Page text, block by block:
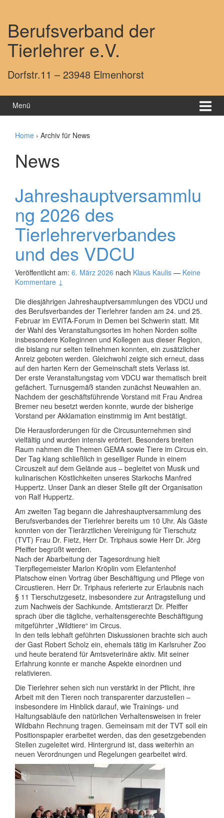
Berufsverband der
Tierlehrer e.V.
Dorfstr.11 – 23948 Elmenhorst
Menü
Home › Archiv für News
News
Jahreshauptversammlu
ng 2026 des
Tierlehrerverbandes
und des VDCU
Veröffentlicht am: 6. März 2026 nach Klaus Kaulis — Keine
Kommentare ↓
Die diesjährigen Jahreshauptversammlungen des VDCU und
des Berufsverbandes der Tierlehrer fanden am 24. und 25.
Februar im EVITA-Forum in Demen bei Schwerin statt. Mit
der Wahl des Veranstaltungsortes im hohen Norden sollte
insbesondere Kolleginnen und Kollegen aus dieser Region,
die bislang nur selten teilnehmen konnten, ein zusätzlicher
Anreiz geboten werden. Gleichwohl zeigte sich erneut, dass
auf den harten Kern der Gemeinschaft stets Verlass ist.
Der erste Veranstaltungstag vom VDCU war thematisch breit
gefächert. Turnusgemäß standen zunächst Neuwahlen an.
Nachdem der geschäftsführende Vorstand mit Frau Andrea
Bremer neu besetzt werden konnte, wurde der bisherige
Vorstand per Akklamation einstimmig im Amt bestätigt.
Die Herausforderungen für die Circusunternehmen sind
vielfältig und wurden intensiv erörtert. Besonders breiten
Raum nahmen die Themen GEMA sowie Tiere im Circus ein.
Der Tag klang schließlich in geselliger Runde in einem
Circuszelt auf dem Gelände aus – begleitet von Musik und
kulinarischen Köstlichkeiten unseres Starkochs Manfred
Huppertz. Unser Dank an dieser Stelle gilt der Organisation
von Ralf Huppertz.
Am zweiten Tag begann die Jahreshauptversammlung des
Berufsverbandes der Tierlehrer bereits um 10 Uhr. Als Gäste
konnten von der Tierärztlichen Vereinigung für Tierschutz
(TVT) Frau Dr. Fietz, Herr Dr. Triphaus sowie Herr Dr. Jörg
Pfeiffer begrüßt werden.
Nach der Abarbeitung der Tagesordnung hielt
Tierpflegemeister Marlon Kröplin vom Elefantenhof
Platschow einen Vortrag über Beschäftigung und Pflege von
Circustieren. Herr Dr. Triphaus referierte zur Erlaubnis nach
§ 11 Tierschutzgesetz, insbesondere zur Antragstellung und
zum Nachweis der Sachkunde. Amtstierarzt Dr. Pfeiffer
sprach über die tägliche, verhaltensgerechte Beschäftigung
mitgeführter „Wildtiere“ im Circus.
In den teils lebhaft geführten Diskussionen brachte sich auch
der Gast Robert Scholz ein, ehemals tätig im Karlsruher Zoo
und heute beratend für Amtsveterinäre aktiv. Mit seiner
Erfahrung konnte er manche Aspekte einordnen und
relativieren.
Die Tierlehrer sehen sich nun verstärkt in der Pflicht, ihre
Arbeit mit den Tieren noch transparenter darzustellen –
insbesondere im Hinblick darauf, wie Trainings- und
Haltungsabläufe den natürlichen Verhaltensweisen in freier
Wildbahn Rechnung tragen. Gemeinsam mit der TVT soll ein
Positionspapier erarbeitet werden, das den gesetzgebenden
Stellen zugeleitet wird. Hintergrund ist, dass weiterhin an
neuen Verordnungen und Regelungen gearbeitet wird.